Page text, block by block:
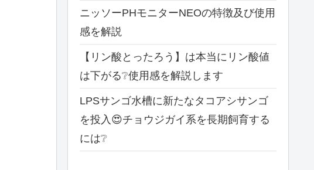
ニッソーPHモニターNEOの特徴及び使用
感を解説
【リン酸とったろう】は本当にリン酸値
は下がる❔使用感を解説します
LPSサンゴ水槽に新たなタコアシサンゴ
を投入😍チョウジガイ系を長期飼育する
には❔